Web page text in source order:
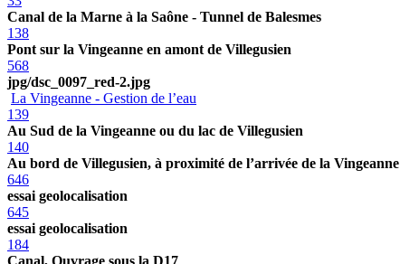
Canal de la Marne à la Saône - Tunnel de Balesmes
138
Pont sur la Vingeanne en amont de Villegusien
568
jpg/dsc_0097_red-2.jpg
La Vingeanne - Gestion de l’eau
139
Au Sud de la Vingeanne ou du lac de Villegusien
140
Au bord de Villegusien, à proximité de l’arrivée de la Vingeanne
646
essai geolocalisation
645
essai geolocalisation
184
Canal, Ouvrage sous la D17